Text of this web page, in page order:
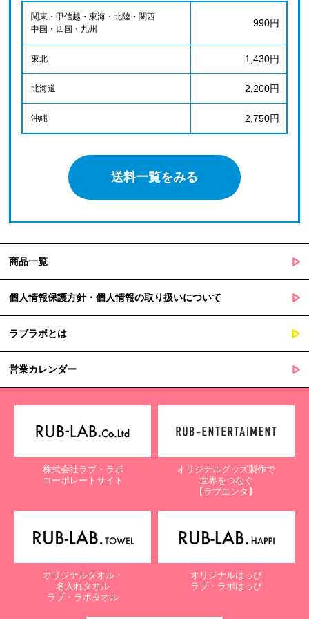
関東・甲信越・東海・北陸・関西
中国・四国・九州
990円
東北 1,430円
北海道 2,200円
沖縄 2,750円
送料一覧をみる
商品一覧
個人情報保護方針・個人情報の取り扱いについて
ラブラボとは
営業カレンダー
株式会社ラブ・ラボ
コーポレートサイト
オリジナルグッズ製作で
世界をつなぐ
【ラブエンタ】
オリジナルタオル・
名入れタオル
ラブ・ラボタオル
オリジナルはっぴ
ラブ・ラボはっぴ